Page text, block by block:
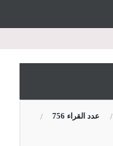
عدد القراء 756